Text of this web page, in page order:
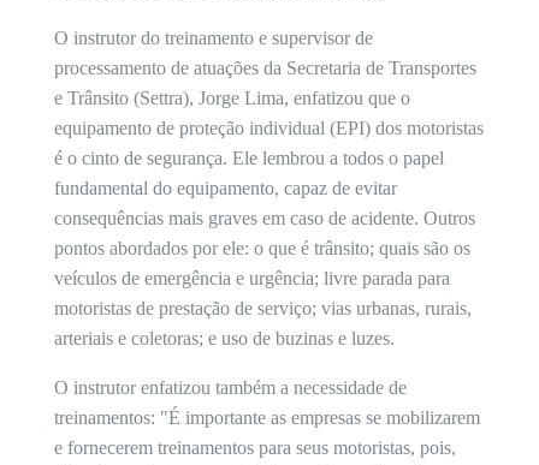
O instrutor do treinamento e supervisor de
processamento de atuações da Secretaria de Transportes
e Trânsito (Settra), Jorge Lima, enfatizou que o
equipamento de proteção individual (EPI) dos motoristas
é o cinto de segurança. Ele lembrou a todos o papel
fundamental do equipamento, capaz de evitar
consequências mais graves em caso de acidente. Outros
pontos abordados por ele: o que é trânsito; quais são os
veículos de emergência e urgência; livre parada para
motoristas de prestação de serviço; vias urbanas, rurais,
arteriais e coletoras; e uso de buzinas e luzes.
O instrutor enfatizou também a necessidade de
treinamentos: "É importante as empresas se mobilizarem
e fornecerem treinamentos para seus motoristas, pois,